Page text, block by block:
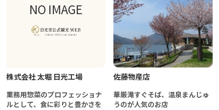
NO IMAGE
株式会社 太堀 日光工場
業務用惣菜のプロフェッショナ
ルとして、食に彩りと豊かさを
佐藤物産店
華厳滝すぐそば、温泉まんじゅ
うのが人気のお店